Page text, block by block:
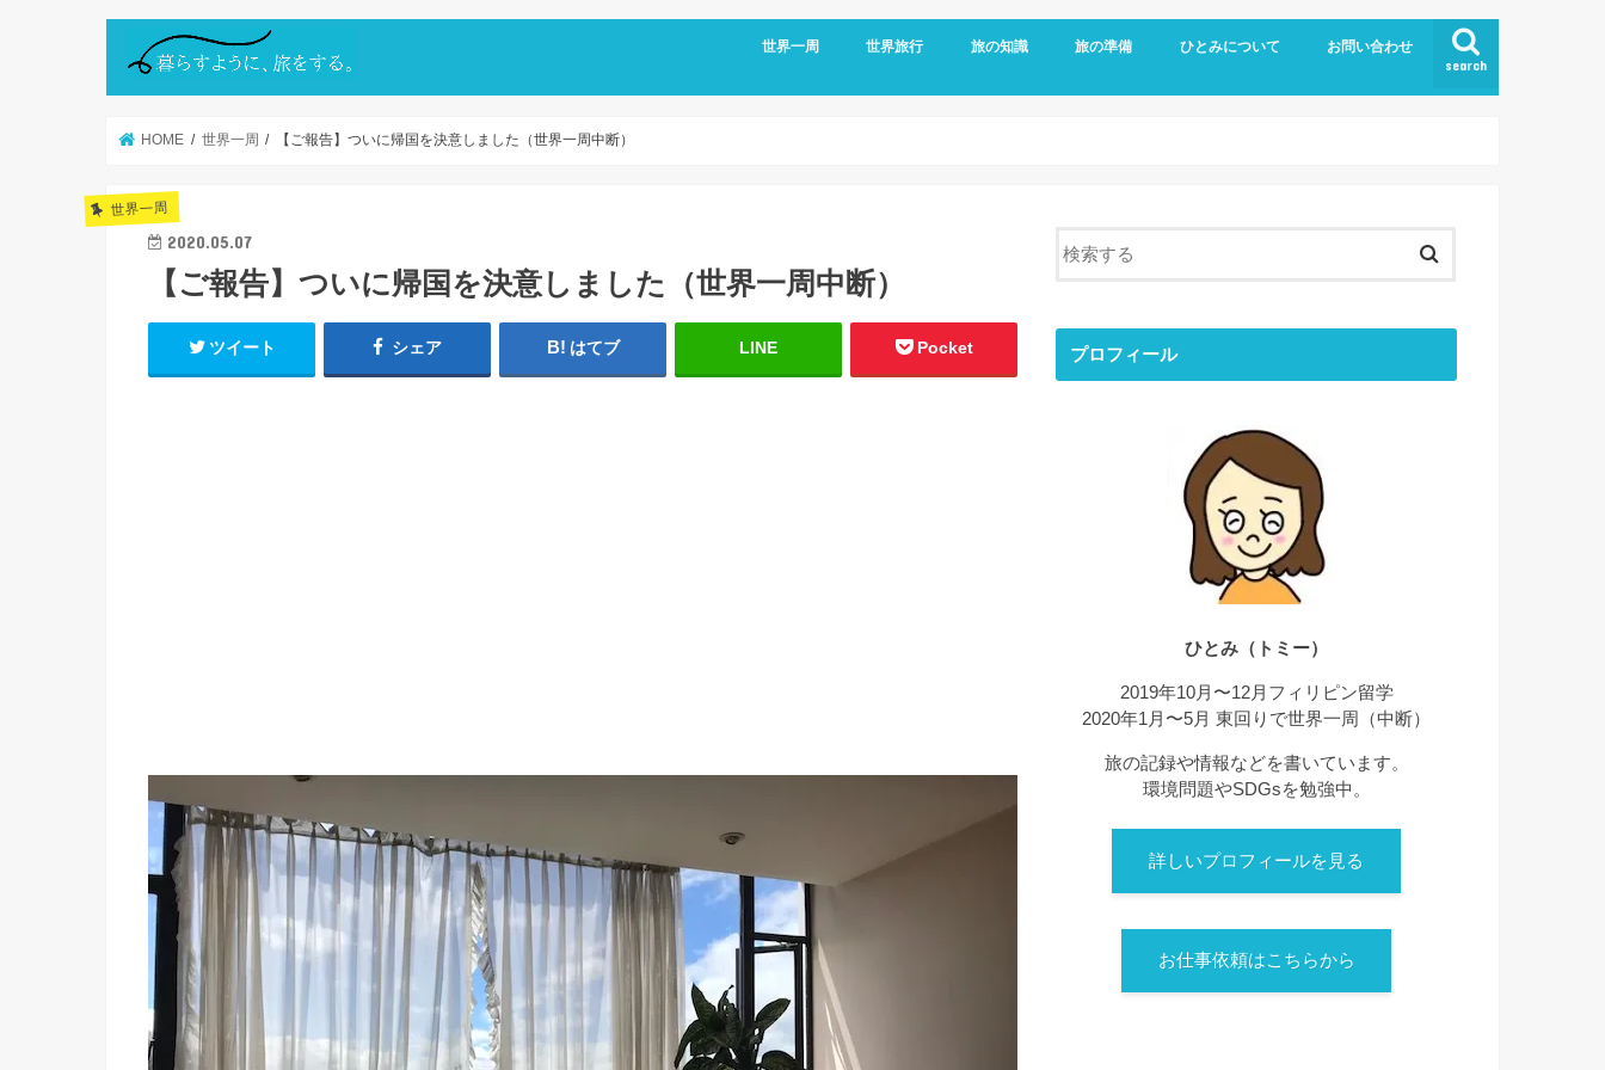
search
世界一周
アメリカ
メキシコ
キューバ
コロンビア
エクアドル
世界旅行
オーストラリア
台湾
フィリピン
日本
旅の知識
移動情報
国境情報
国別情報
帰国後
旅の準備
旅の持ち物
留学
お金のはなし
ひとみについて
ブログについて
ひとりごと
ひとみの「おすすめ」
最近のできごと
目標と結果
コミュニケーション
ミニマリスト
エシカル
お問い合わせ
HOME 世界一周 【ご報告】ついに帰国を決意しました（世界一周中断）
世界一周
2020.05.07
【ご報告】ついに帰国を決意しました（世界一周中断）
ツイート シェア はてブ LINE Pocket プロフィール
ひとみ（トミー）
2019年10月〜12月フィリピン留学
2020年1月〜5月 東回りで世界一周（中断）
旅の記録や情報などを書いています。
環境問題やSDGsを勉強中。
詳しいプロフィールを見る
お仕事依頼はこちらから